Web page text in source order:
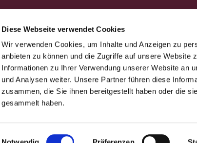
Diese Webseite verwendet Cookies
Wir verwenden Cookies, um Inhalte und Anzeigen zu
anbieten zu können und die Zugriffe auf unsere Website
Informationen zu Ihrer Verwendung unserer Website an
und Analysen weiter. Unsere Partner führen diese
zusammen, die Sie ihnen bereitgestellt haben oder die
gesammelt haben.
Ev. Kirchengemeinde Bönen · Bahnhofstr. 262, 59199